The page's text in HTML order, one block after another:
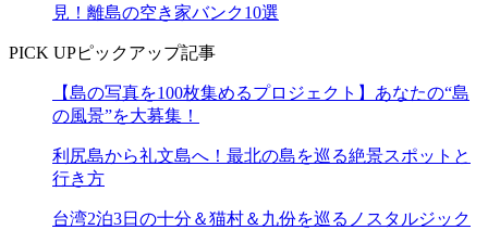
見！離島の空き家バンク10選
PICK UPピックアップ記事
【島の写真を100枚集めるプロジェクト】あなたの“島
の風景”を大募集！
利尻島から礼文島へ！最北の島を巡る絶景スポットと
行き方
台湾2泊3日の十分＆猫村＆九份を巡るノスタルジック